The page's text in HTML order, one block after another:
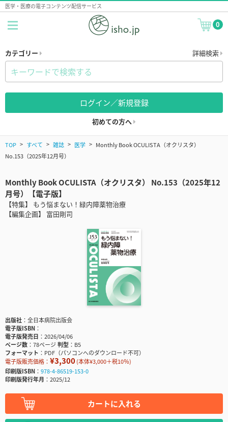
医学・医療の電子コンテンツ配信サービス
0
カテゴリー 詳細検索
ログイン／新規登録
初めての方へ
TOP すべて 雑誌 医学
Monthly Book OCULISTA（オクリスタ）
No.153（2025年12月号）
Monthly Book OCULISTA（オクリスタ） No.153（2025年12
月号）【電子版】
【特集】 もう悩まない！緑内障薬物治療
【編集企画】 富田剛司
出版社
全日本病院出版会
電子版ISBN
電子版発売日
2026/04/06
ページ数
78ページ判型
B5
フォーマット
PDF（パソコンへのダウンロード不可）
電子版販売価格： ¥3,300(本体¥3,000＋税10％)
印刷版ISBN
978-4-86519-153-0
印刷版発行年月
2025/12
カートに入れる